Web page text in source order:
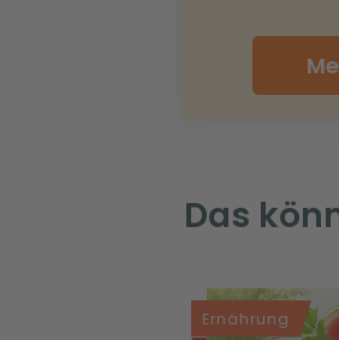
Das
Ernährung